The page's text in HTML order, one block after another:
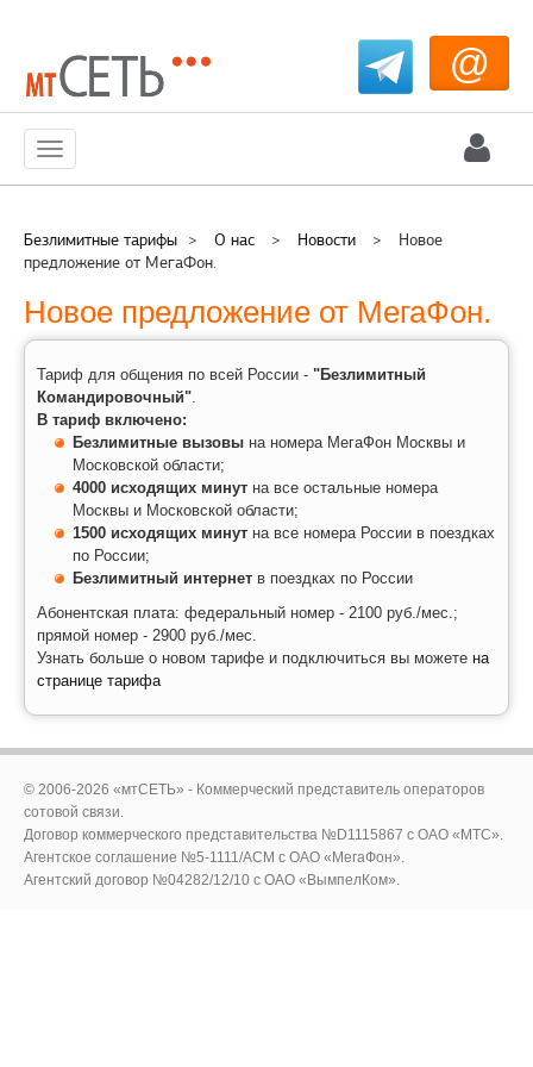
@
Меню
Безлимитные тарифы > О нас > Новости >
Новое
предложение от МегаФон.
Новое предложение от МегаФон.
Тариф для общения по всей России - "Безлимитный
Командировочный".
В тариф включено:
Безлимитные вызовы на номера МегаФон Москвы и
Московской области;
4000 исходящих минут на все остальные номера
Москвы и Московской области;
1500 исходящих минут на все номера России в поездках
по России;
Безлимитный интернет в поездках по России
Абонентская плата: федеральный номер - 2100 руб./мес.;
прямой номер - 2900 руб./мес.
Узнать больше о новом тарифе и подключиться вы можете на
странице тарифа
© 2006-2026 «мтСЕТЬ» - Коммерческий представитель операторов
сотовой связи.
Договор коммерческого представительства №D1115867 c ОАО «МТС».
Агентское соглашение №5-1111/ACM c ОАО «МегаФон».
Агентский договор №04282/12/10 с ОАО «ВымпелКом».